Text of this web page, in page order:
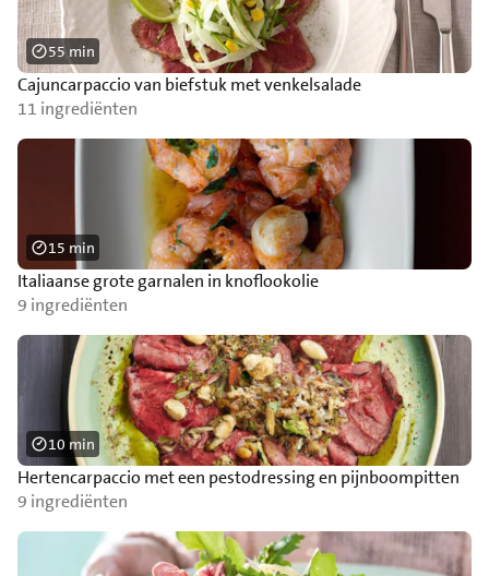
Cajuncarpaccio van biefstuk met venkelsalade
11 ingrediënten
55 min
Italiaanse grote garnalen in knoflookolie
9 ingrediënten
15 min
Hertencarpaccio met een pestodressing en pijnboompitten
9 ingrediënten
10 min